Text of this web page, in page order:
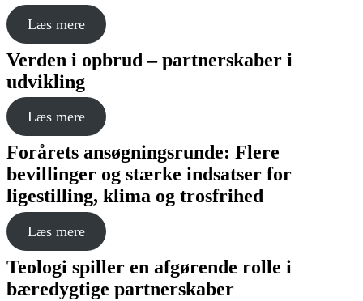
Læs mere
Verden i opbrud – partnerskaber i
udvikling
Læs mere
Forårets ansøgningsrunde: Flere
bevillinger og stærke indsatser for
ligestilling, klima og trosfrihed
Læs mere
Teologi spiller en afgørende rolle i
bæredygtige partnerskaber